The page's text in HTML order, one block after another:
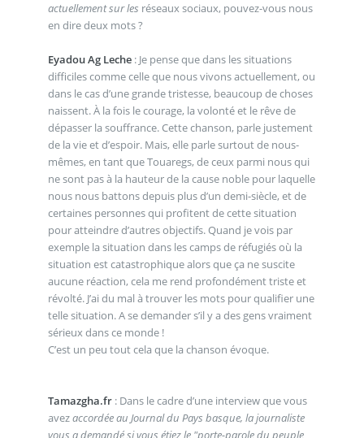
actuellement sur les réseaux sociaux, pouvez-vous nous
en dire deux mots ?
Eyadou Ag Leche: Je pense que dans les situations
difficiles comme celle que nous vivons actuellement, ou
dans le cas d’une grande tristesse, beaucoup de choses
naissent. À la fois le courage, la volonté et le rêve de
dépasser la souffrance. Cette chanson, parle justement
de la vie et d’espoir. Mais, elle parle surtout de nous-
mêmes, en tant que Touaregs, de ceux parmi nous qui
ne sont pas à la hauteur de la cause noble pour laquelle
nous nous battons depuis plus d’un demi-siècle, et de
certaines personnes qui profitent de cette situation
pour atteindre d’autres objectifs. Quand je vois par
exemple la situation dans les camps de réfugiés où la
situation est catastrophique alors que ça ne suscite
aucune réaction, cela me rend profondément triste et
révolté. J’ai du mal à trouver les mots pour qualifier une
telle situation. A se demander s’il y a des gens vraiment
sérieux dans ce monde !
C’est un peu tout cela que la chanson évoque.
Tamazgha.fr: Dans le cadre d’une interview que vous
avezaccordée au Journal du Pays basque, la journaliste
vous a demandé si vous étiez le "porte-parole du peuple